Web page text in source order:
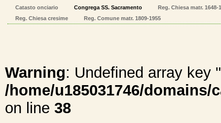
Catasto onciario Congrega SS. Sacramento
Reg. Chiesa matr. 1648-
Reg. Chiesa cresime
Reg. Comune matr. 1809-1955
Warning: Undefined array key
/home/u185031746/
on line 38